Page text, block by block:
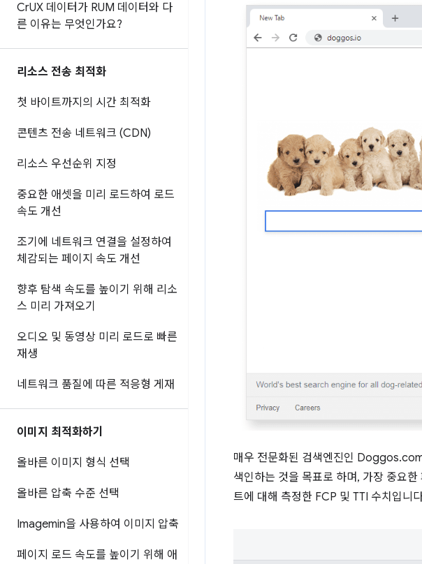
CrUX 데이터가 RUM 데이터와 다
른 이유는 무엇인가요?
리소스 전송 최적화
첫 바이트까지의 시간 최적화
콘텐츠 전송 네트워크 (CDN)
리소스 우선순위 지정
중요한 애셋을 미리 로드하여 로드
속도 개선
조기에 네트워크 연결을 설정하여
체감되는 페이지 속도 개선
향후 탐색 속도를 높이기 위해 리소
스 미리 가져오기
오디오 및 동영상 미리 로드로 빠른
재생
네트워크 품질에 따른 적응형 게재
이미지 최적화하기
올바른 이미지 형식 선택
올바른 압축 수준 선택
Imagemin을 사용하여 이미지 압축
페이지 로드 속도를 높이기 위해 애
매우 전문화된 검색엔진인
색인하는 것을 목표로 하며, 가장 중요
트에 대해 측정한 FCP 및 TTI 수치입니